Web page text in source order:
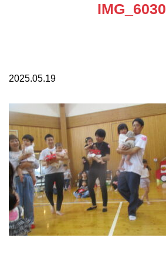
IMG_6030
2025.05.19